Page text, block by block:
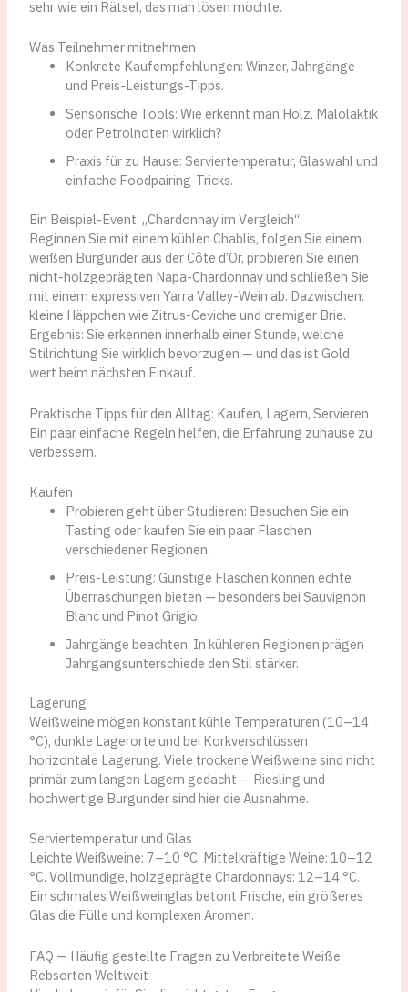
sehr wie ein Rätsel, das man lösen möchte.
Was Teilnehmer mitnehmen
Konkrete Kaufempfehlungen: Winzer, Jahrgänge
und Preis-Leistungs-Tipps.
Sensorische Tools: Wie erkennt man Holz, Malolaktik
oder Petrolnoten wirklich?
Praxis für zu Hause: Serviertemperatur, Glaswahl und
einfache Foodpairing-Tricks.
Ein Beispiel-Event: „Chardonnay im Vergleich“
Beginnen Sie mit einem kühlen Chablis, folgen Sie einem
weißen Burgunder aus der Côte d’Or, probieren Sie einen
nicht-holzgeprägten Napa-Chardonnay und schließen Sie
mit einem expressiven Yarra Valley-Wein ab. Dazwischen:
kleine Häppchen wie Zitrus-Ceviche und cremiger Brie.
Ergebnis: Sie erkennen innerhalb einer Stunde, welche
Stilrichtung Sie wirklich bevorzugen — und das ist Gold
wert beim nächsten Einkauf.
Praktische Tipps für den Alltag: Kaufen, Lagern, Servieren
Ein paar einfache Regeln helfen, die Erfahrung zuhause zu
verbessern.
Kaufen
Probieren geht über Studieren: Besuchen Sie ein
Tasting oder kaufen Sie ein paar Flaschen
verschiedener Regionen.
Preis-Leistung: Günstige Flaschen können echte
Überraschungen bieten — besonders bei Sauvignon
Blanc und Pinot Grigio.
Jahrgänge beachten: In kühleren Regionen prägen
Jahrgangsunterschiede den Stil stärker.
Lagerung
Weißweine mögen konstant kühle Temperaturen (10–14
°C), dunkle Lagerorte und bei Korkverschlüssen
horizontale Lagerung. Viele trockene Weißweine sind nicht
primär zum langen Lagern gedacht — Riesling und
hochwertige Burgunder sind hier die Ausnahme.
Serviertemperatur und Glas
Leichte Weißweine: 7–10 °C. Mittelkräftige Weine: 10–12
°C. Vollmundige, holzgeprägte Chardonnays: 12–14 °C.
Ein schmales Weißweinglas betont Frische, ein größeres
Glas die Fülle und komplexen Aromen.
FAQ — Häufig gestellte Fragen zu Verbreitete Weiße
Rebsorten Weltweit